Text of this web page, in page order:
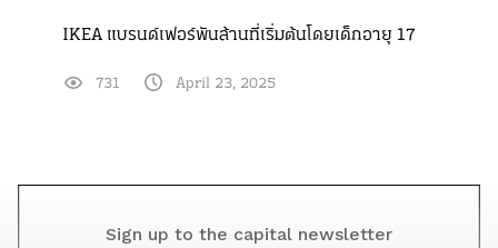
IKEA แบรนด์เฟอร์พันล้านที่เริ่มต้นโดยเด็กอายุ 17
731 April 23, 2025
Sign up to the capital newsletter